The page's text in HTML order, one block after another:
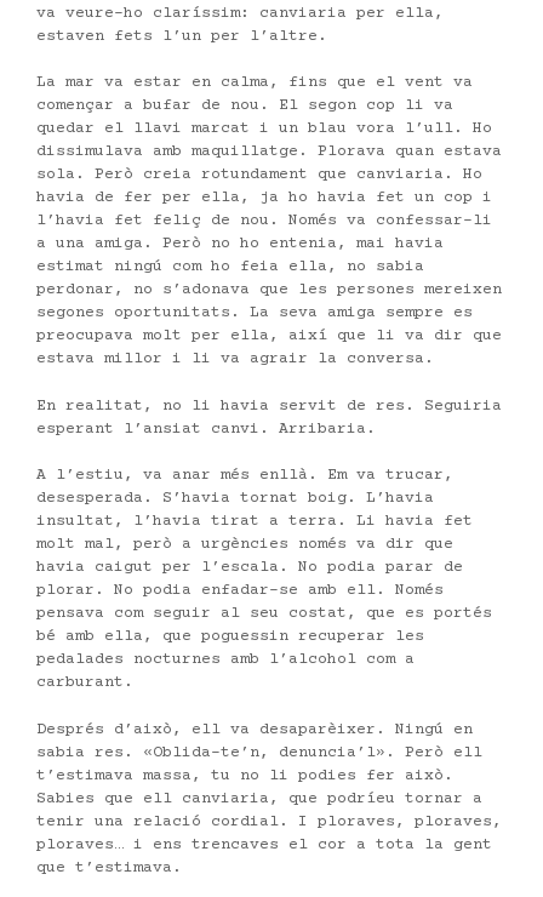
va veure-ho claríssim: canviaria per ella,
estaven fets l’un per l’altre.
La mar va estar en calma, fins que el vent va
començar a bufar de nou. El segon cop li va
quedar el llavi marcat i un blau vora l’ull. Ho
dissimulava amb maquillatge. Plorava quan estava
sola. Però creia rotundament que canviaria. Ho
havia de fer per ella, ja ho havia fet un cop i
l’havia fet feliç de nou. Només va confessar-li
a una amiga. Però no ho entenia, mai havia
estimat ningú com ho feia ella, no sabia
perdonar, no s’adonava que les persones mereixen
segones oportunitats. La seva amiga sempre es
preocupava molt per ella, així que li va dir que
estava millor i li va agrair la conversa.
En realitat, no li havia servit de res. Seguiria
esperant l’ansiat canvi. Arribaria.
A l’estiu, va anar més enllà. Em va trucar,
desesperada. S’havia tornat boig. L’havia
insultat, l’havia tirat a terra. Li havia fet
molt mal, però a urgències només va dir que
havia caigut per l’escala. No podia parar de
plorar. No podia enfadar-se amb ell. Només
pensava com seguir al seu costat, que es portés
bé amb ella, que poguessin recuperar les
pedalades nocturnes amb l’alcohol com a
carburant.
Després d’això, ell va desaparèixer. Ningú en
sabia res. «Oblida-te’n, denuncia’l». Però ell
t’estimava massa, tu no li podies fer això.
Sabies que ell canviaria, que podríeu tornar a
tenir una relació cordial. I ploraves, ploraves,
ploraves… i ens trencaves el cor a tota la gent
que t’estimava.